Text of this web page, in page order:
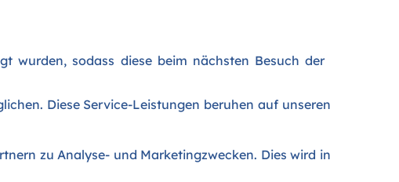
wurden, ­sodass diese beim nächsten Besuch der
Diese Service-Leistungen beruhen auf unseren
zu Analyse- und Marketingzwecken. Dies wird in